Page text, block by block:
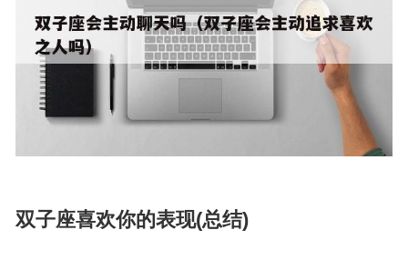
双子座喜欢你的表现(总结)